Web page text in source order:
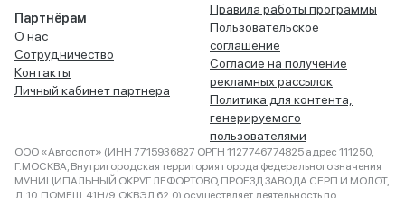
Партнёрам
О нас
Сотрудничество
Контакты
Личный кабинет партнера
Правила работы программы
Пользовательское
соглашение
Согласие на получение
рекламных рассылок
Политика для контента,
генерируемого
пользователями
ООО «Автоспот» (ИНН 7715936827 ОРГН 1127746774825 адрес 111250,
Г.МОСКВА, Внутригородская территория города федерального значения
МУНИЦИПАЛЬНЫЙ ОКРУГ ЛЕФОРТОВО, ПРОЕЗД ЗАВОДА СЕРП И МОЛОТ,
Д. 10, ПОМЕЩ. 41Н/9, ОКВЭД 62.0) осуществляет деятельность по